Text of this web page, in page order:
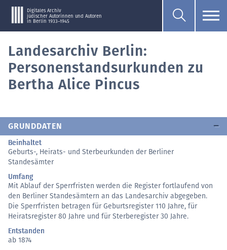
Digitales Archiv
jüdischer Autorinnen und Autoren
in Berlin 1933–1945
Landesarchiv Berlin:
Personenstandsurkunden zu
Bertha Alice Pincus
GRUNDDATEN
Beinhaltet
Geburts-, Heirats- und Sterbeurkunden der Berliner
Standesämter
Umfang
Mit Ablauf der Sperrfristen werden die Register fortlaufend von
den Berliner Standesämtern an das Landesarchiv abgegeben.
Die Sperrfristen betragen für Geburtsregister 110 Jahre, für
Heiratsregister 80 Jahre und für Sterberegister 30 Jahre.
Entstanden
ab 1874